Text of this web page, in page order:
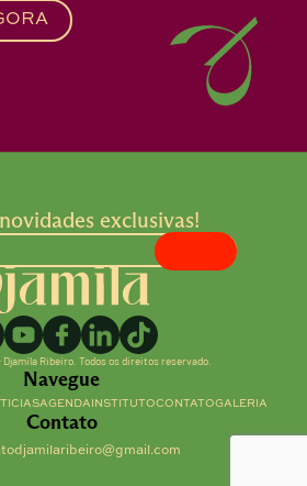
exclusivas!
Ribeiro. Todos os direitos reservado.
Navegue
AGENDA INSTITUTOCONTATOGALERIA
Contato